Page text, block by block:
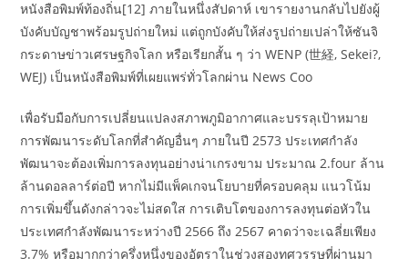
หนังสือพิมพ์ท้องถิ่น[12] ภายในหนึ่งสัปดาห์ เขารายงานกลับไปยังผู้
บังคับบัญชาพร้อมรูปถ่ายใหม่ แต่ถูกบังคับให้ส่งรูปถ่ายเปล่าให้ซันจิ
กระดาษข่าวเศรษฐกิจโลก หรือเรียกสั้น ๆ ว่า WENP (世経, Sekei?,
WEJ) เป็นหนังสือพิมพ์ที่เผยแพร่ทั่วโลกผ่าน News Coo
เพื่อรับมือกับการเปลี่ยนแปลงสภาพภูมิอากาศและบรรลุเป้าหมาย
การพัฒนาระดับโลกที่สำคัญอื่นๆ ภายในปี 2573 ประเทศกำลัง
พัฒนาจะต้องเพิ่มการลงทุนอย่างน่าเกรงขาม ประมาณ 2.four ล้าน
ล้านดอลลาร์ต่อปี หากไม่มีแพ็คเกจนโยบายที่ครอบคลุม แนวโน้ม
การเพิ่มขึ้นดังกล่าวจะไม่สดใส การเติบโตของการลงทุนต่อหัวใน
ประเทศกำลังพัฒนาระหว่างปี 2566 ถึง 2567 คาดว่าจะเฉลี่ยเพียง
3.7% หรือมากกว่าครึ่งหนึ่งของอัตราในช่วงสองทศวรรษที่ผ่านมา